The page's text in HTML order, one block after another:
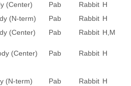
(Center) Pab Rabbit H
(N-term) Pab Rabbit H
(Center) Pab Rabbit H,M
(Center) Pab Rabbit H
(N-term) Pab Rabbit H